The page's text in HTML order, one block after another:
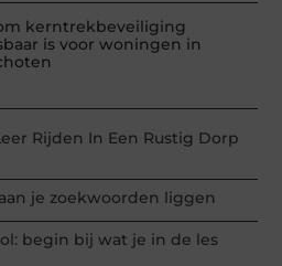
kerntrekbeveiliging
is voor woningen in
Rijden In Een Rustig Dorp
je zoekwoorden liggen
begin bij wat je in de les